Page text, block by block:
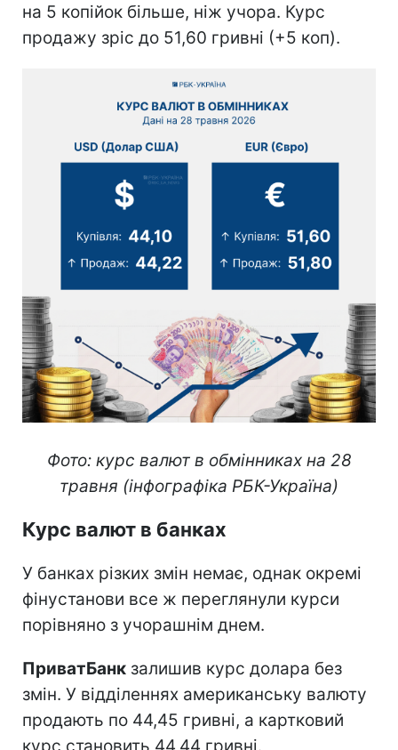
на 5 копійок більше, ніж учора. Курс
продажу зріс до 51,60 гривні (+5 коп).
Фото: курс валют в обмінниках на 28
травня (інфографіка РБК-Україна)
Курс валют в банках
У банках різких змін немає, однак окремі
фінустанови все ж переглянули курси
порівняно з учорашнім днем.
ПриватБанк залишив курс долара без
змін. У відділеннях американську валюту
продають по 44,45 гривні, а картковий
курс становить 44,44 гривні.